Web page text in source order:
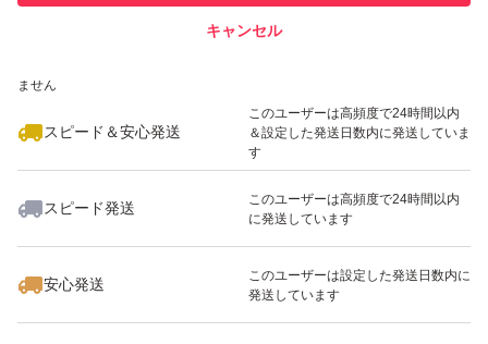
ません
スピード＆安心発送
このユーザーは高頻度で24時間以内
＆設定した発送日数内に発送していま
す
スピード発送
このユーザーは高頻度で24時間以内
に発送しています
安心発送
このユーザーは設定した発送日数内に
発送しています
キャンセル
いいね！
13,000